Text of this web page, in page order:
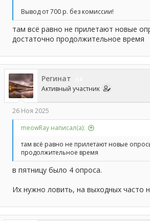
Вывод от 700 р. без комиссии!
там всë равно не прилетают новые
достаточно продолжительное время
Регинат
Активный участник
26 Ноя 2025
meowRay написал(а):
там всë равно не прилетают новые
продолжительное время
в пятницу было 4 опроса.
Их нужно ловить, на выходных часто